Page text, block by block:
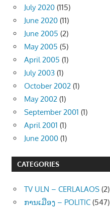
July 2020 (115)
June 2020 (11)
June 2005 (2)
May 2005 (5)
April 2005 (1)
July 2003 (1)
October 2002 (1)
May 2002 (1)
September 2001 (1)
April 2001 (1)
June 2000 (1)
CATEGORIES
TV ULN – CERLALAOS (2)
ການເມືອງ – POLITIC (547)